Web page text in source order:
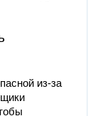
из-за